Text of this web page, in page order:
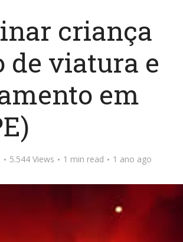
criança
de viatura e
em
5.544 Views 1 min read 1 ano ago